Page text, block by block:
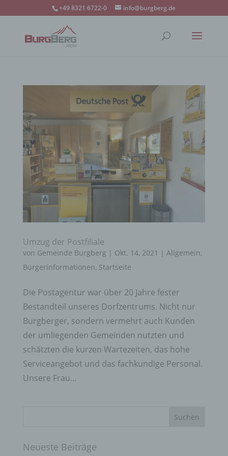
+49 8321 6722-0 info@burgberg.de
Umzug der Postfiliale
von Gemeinde Burgberg | Okt. 14, 2021 | Allgemein,
Bürgerinformationen, Startseite
Die Postagentur war über 20 Jahre fester
Bestandteil unseres Dorfzentrums. Nicht nur
Burgberger, sondern vermehrt auch Kunden
der umliegenden Gemeinden nutzten und
schätzten die kurzen Wartezeiten, das hohe
Serviceangebot und das fachkundige Personal.
Unsere Frau...
Neueste Beiträge